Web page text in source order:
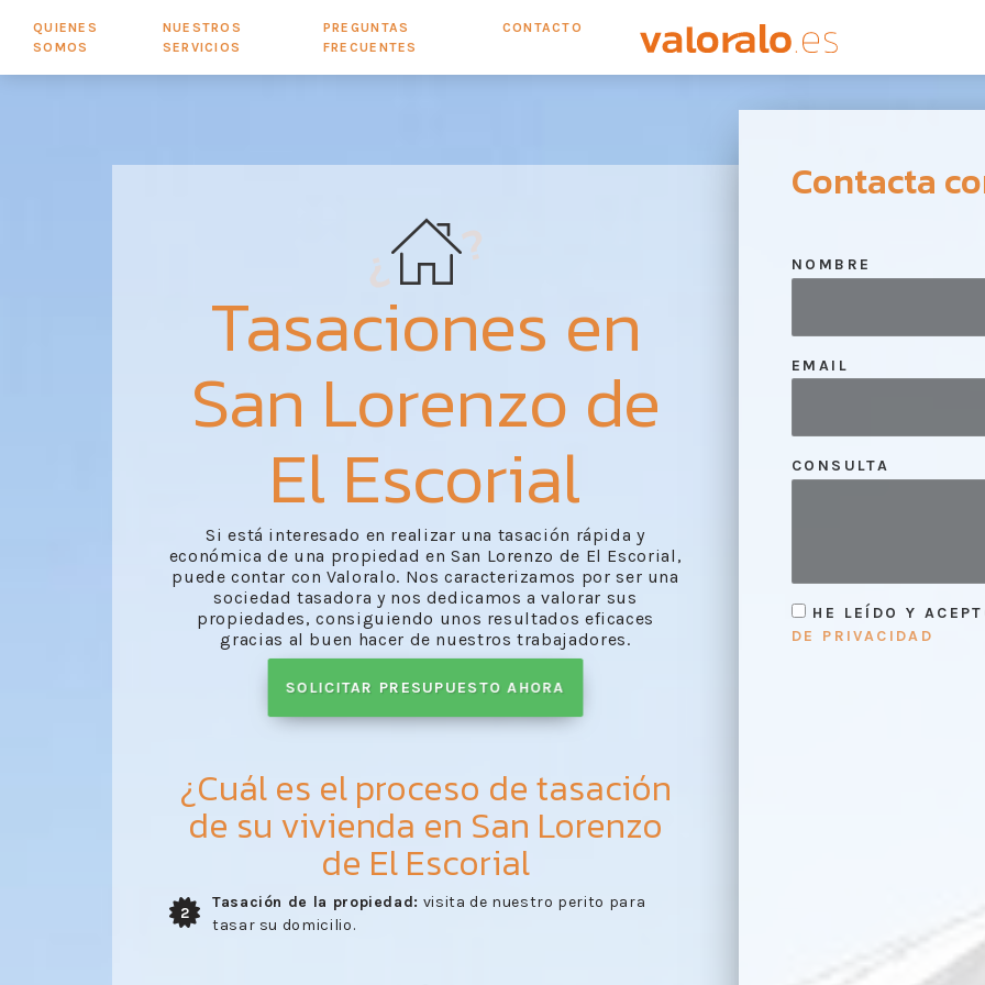
QUIENES
SOMOS
NUESTROS
SERVICIOS
PREGUNTAS
FRECUENTES
CONTACTO
Tasaciones en
San Lorenzo de
El Escorial
Si está interesado en realizar una tasación rápida y
económica de una propiedad en San Lorenzo de El Escorial,
puede contar con Valoralo. Nos caracterizamos por ser una
sociedad tasadora y nos dedicamos a valorar sus
propiedades, consiguiendo unos resultados eficaces
gracias al buen hacer de nuestros trabajadores.
SOLICITAR PRESUPUESTO AHORA
¿Cuál es el proceso de tasación
de su vivienda en San Lorenzo
de El Escorial
3
Envío del informe:recibo del informe de evaluación
realizado por nuestros profesionales según lo evaluado en
documentos
Contacta
NOMBRE
EMAIL
CONSULTA
HE LEÍDO Y
DE PRIVACIDAD